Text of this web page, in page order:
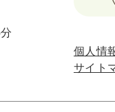
個人情
サイト